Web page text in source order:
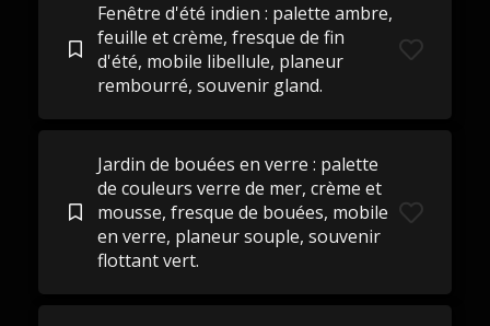
Fenêtre d'été indien : palette ambre,
feuille et crème, fresque de fin
d'été, mobile libellule, planeur
rembourré, souvenir gland.
Jardin de bouées en verre : palette
de couleurs verre de mer, crème et
mousse, fresque de bouées, mobile
en verre, planeur souple, souvenir
flottant vert.